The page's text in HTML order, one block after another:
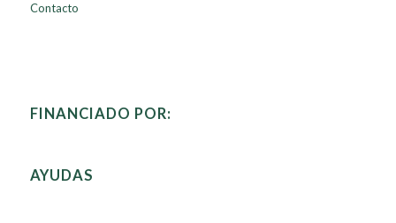
Contacto
FINANCIADO POR:
AYUDAS